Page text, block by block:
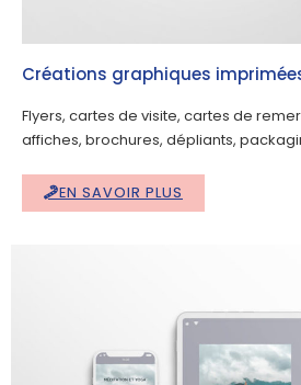
Créations graphiques
Flyers, cartes de visite, cartes de
affiches, brochures, dépliants,
EN SAVOIR PLUS